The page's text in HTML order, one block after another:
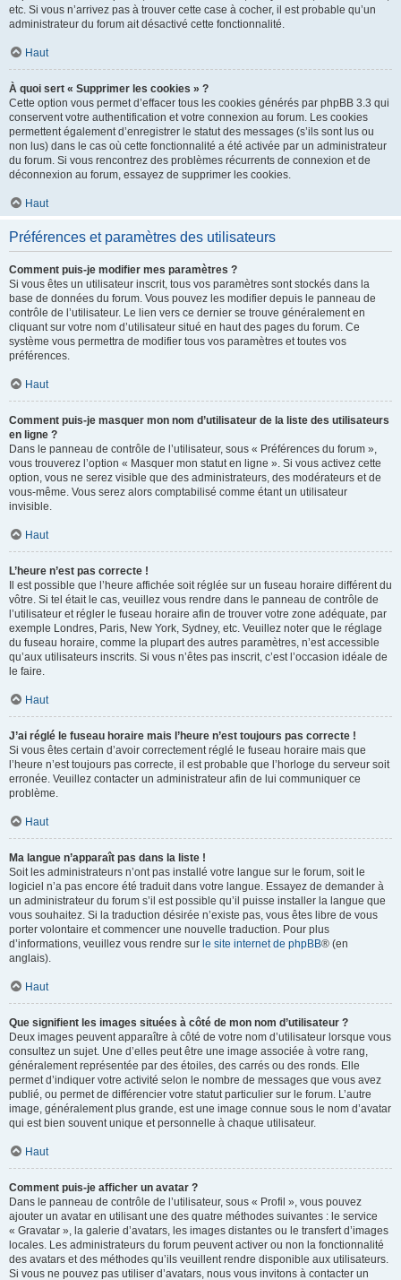
etc. Si vous n’arrivez pas à trouver cette case à cocher, il est probable qu’un
administrateur du forum ait désactivé cette fonctionnalité.
Haut
À quoi sert « Supprimer les cookies » ?
Cette option vous permet d’effacer tous les cookies générés par phpBB 3.3 qui
conservent votre authentification et votre connexion au forum. Les cookies
permettent également d’enregistrer le statut des messages (s’ils sont lus ou
non lus) dans le cas où cette fonctionnalité a été activée par un administrateur
du forum. Si vous rencontrez des problèmes récurrents de connexion et de
déconnexion au forum, essayez de supprimer les cookies.
Haut
Préférences et paramètres des utilisateurs
Comment puis-je modifier mes paramètres ?
Si vous êtes un utilisateur inscrit, tous vos paramètres sont stockés dans la
base de données du forum. Vous pouvez les modifier depuis le panneau de
contrôle de l’utilisateur. Le lien vers ce dernier se trouve généralement en
cliquant sur votre nom d’utilisateur situé en haut des pages du forum. Ce
système vous permettra de modifier tous vos paramètres et toutes vos
préférences.
Haut
Comment puis-je masquer mon nom d’utilisateur de la liste des utilisateurs
en ligne ?
Dans le panneau de contrôle de l’utilisateur, sous « Préférences du forum »,
vous trouverez l’option « Masquer mon statut en ligne ». Si vous activez cette
option, vous ne serez visible que des administrateurs, des modérateurs et de
vous-même. Vous serez alors comptabilisé comme étant un utilisateur
invisible.
Haut
L’heure n’est pas correcte !
Il est possible que l’heure affichée soit réglée sur un fuseau horaire différent du
vôtre. Si tel était le cas, veuillez vous rendre dans le panneau de contrôle de
l’utilisateur et régler le fuseau horaire afin de trouver votre zone adéquate, par
exemple Londres, Paris, New York, Sydney, etc. Veuillez noter que le réglage
du fuseau horaire, comme la plupart des autres paramètres, n’est accessible
qu’aux utilisateurs inscrits. Si vous n’êtes pas inscrit, c’est l’occasion idéale de
le faire.
Haut
J’ai réglé le fuseau horaire mais l’heure n’est toujours pas correcte !
Si vous êtes certain d’avoir correctement réglé le fuseau horaire mais que
l’heure n’est toujours pas correcte, il est probable que l’horloge du serveur soit
erronée. Veuillez contacter un administrateur afin de lui communiquer ce
problème.
Haut
Ma langue n’apparaît pas dans la liste !
Soit les administrateurs n’ont pas installé votre langue sur le forum, soit le
logiciel n’a pas encore été traduit dans votre langue. Essayez de demander à
un administrateur du forum s’il est possible qu’il puisse installer la langue que
vous souhaitez. Si la traduction désirée n’existe pas, vous êtes libre de vous
porter volontaire et commencer une nouvelle traduction. Pour plus
d’informations, veuillez vous rendre sur le site internet de phpBB® (en
anglais).
Haut
Que signifient les images situées à côté de mon nom d’utilisateur ?
Deux images peuvent apparaître à côté de votre nom d’utilisateur lorsque vous
consultez un sujet. Une d’elles peut être une image associée à votre rang,
généralement représentée par des étoiles, des carrés ou des ronds. Elle
permet d’indiquer votre activité selon le nombre de messages que vous avez
publié, ou permet de différencier votre statut particulier sur le forum. L’autre
image, généralement plus grande, est une image connue sous le nom d’avatar
qui est bien souvent unique et personnelle à chaque utilisateur.
Haut
Comment puis-je afficher un avatar ?
Dans le panneau de contrôle de l’utilisateur, sous « Profil », vous pouvez
ajouter un avatar en utilisant une des quatre méthodes suivantes : le service
« Gravatar », la galerie d’avatars, les images distantes ou le transfert d’images
locales. Les administrateurs du forum peuvent activer ou non la fonctionnalité
des avatars et des méthodes qu’ils veuillent rendre disponible aux utilisateurs.
Si vous ne pouvez pas utiliser d’avatars, nous vous invitons à contacter un